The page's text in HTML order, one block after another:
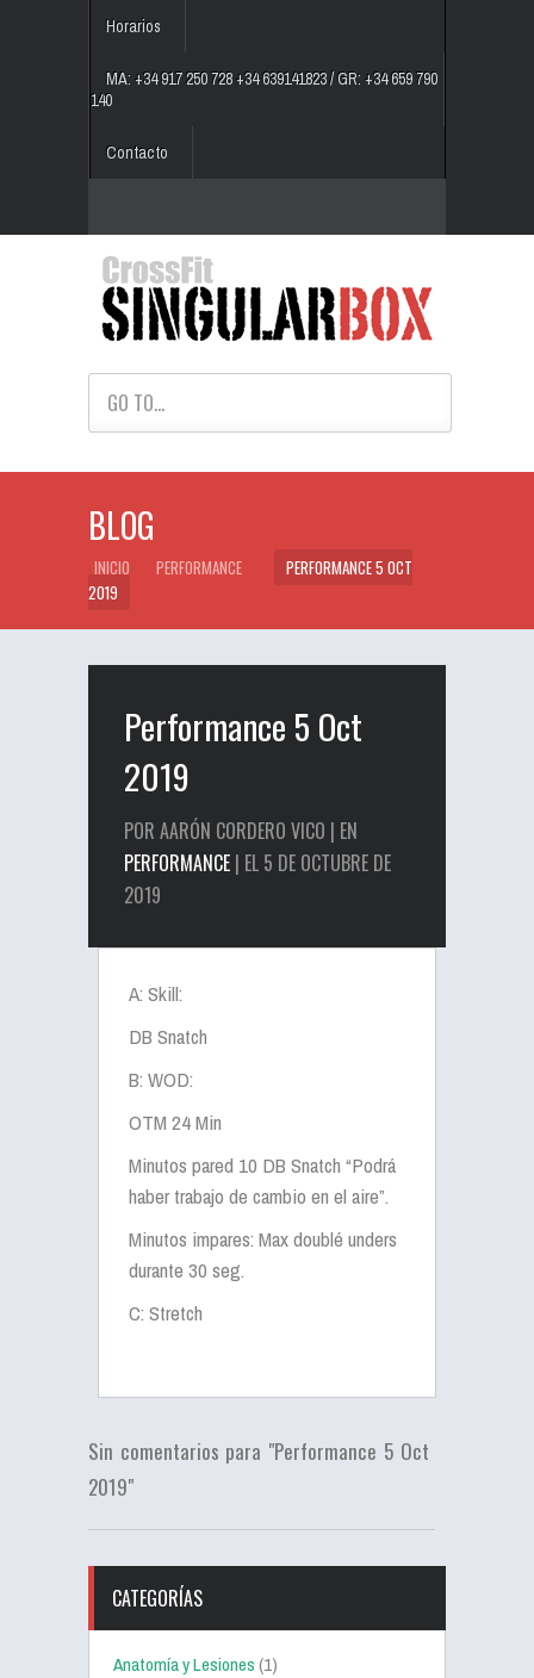
Horarios
MA: +34 917 250 728 +34 639141823 / GR: +34 659 790
140
Contacto
GO TO...
BLOG
INICIO PERFORMANCE
PERFORMANCE 5 OCT
2019
Performance 5 Oct
2019
POR AARÓN CORDERO VICO | EN
PERFORMANCE | EL 5 DE OCTUBRE DE
2019
A: Skill:
DB Snatch
B: WOD:
OTM 24 Min
Minutos pared 10 DB Snatch “Podrá
haber trabajo de cambio en el aire”.
Minutos impares: Max doublé unders
durante 30 seg.
C: Stretch
Sin comentarios para "Performance 5 Oct
2019"
CATEGORÍAS
Anatomía y Lesiones(1)